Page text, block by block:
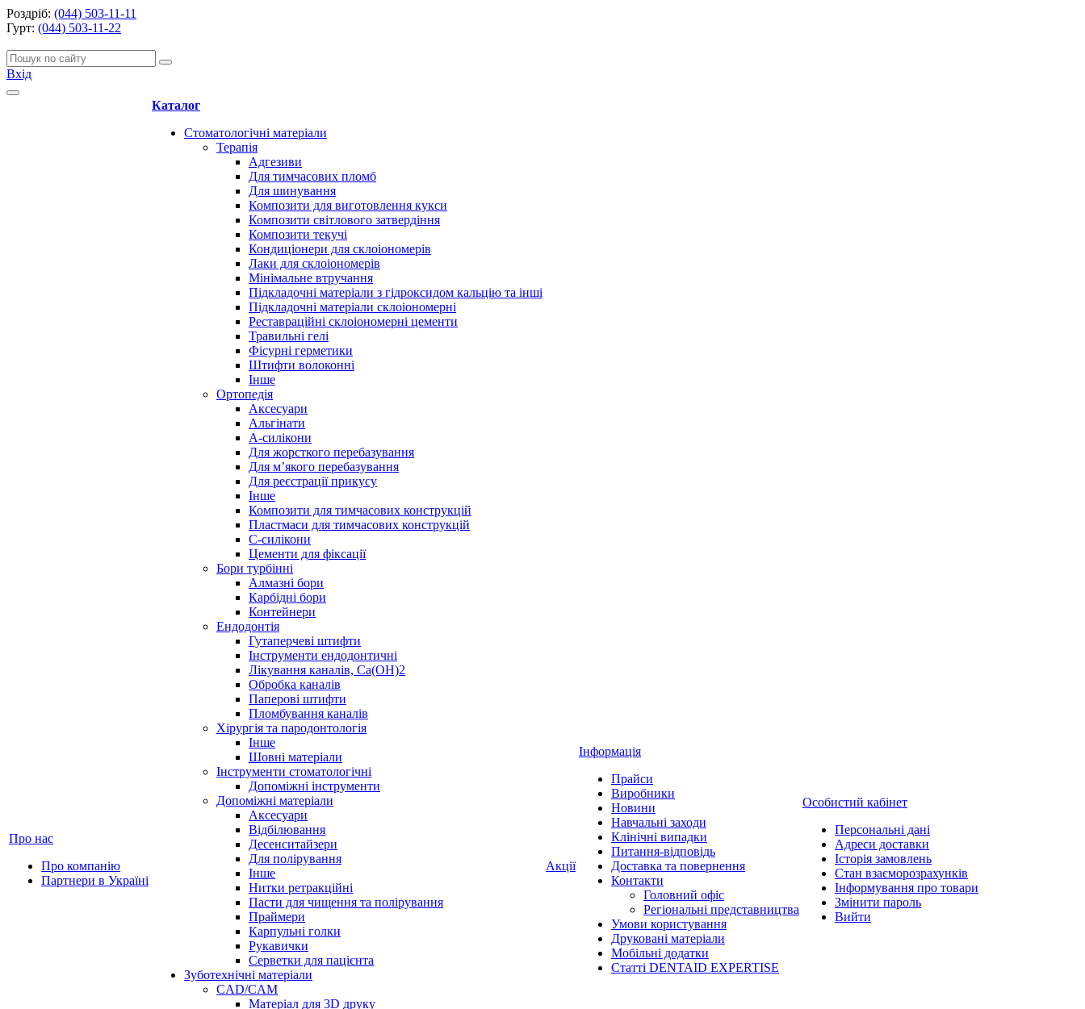
Роздріб: (044) 503-11-11
Гурт: (044) 503-11-22
Вхід
Про нас
Про компанію
Партнери в Україні
Каталог
Стоматологічні матеріали
Терапія
Адгезиви
Для тимчасових пломб
Для шинування
Композити для виготовлення кукси
Композити світлового затвердіння
Композити текучі
Кондиціонери для склоіономерів
Лаки для склоіономерів
Мінімальне втручання
Підкладочні матеріали з гідроксидом кальцію та інші
Підкладочні матеріали склоіономерні
Реставраційні склоіономерні цементи
Травильні гелі
Фісурні герметики
Штифти волоконні
Інше
Ортопедія
Аксесуари
Альгінати
А-силікони
Для жорсткого перебазування
Для м’якого перебазування
Для реєстрації прикусу
Інше
Композити для тимчасових конструкцій
Пластмаси для тимчасових конструкцій
С-силікони
Цементи для фіксації
Бори турбінні
Алмазні бори
Карбідні бори
Контейнери
Ендодонтія
Гутаперчеві штифти
Інструменти ендодонтичні
Лікування каналів, Ca(OH)2
Обробка каналів
Паперові штифти
Пломбування каналів
Хірургія та пародонтологія
Інше
Шовні матеріали
Інструменти стоматологічні
Допоміжні інструменти
Допоміжні матеріали
Аксесуари
Відбілювання
Десенситайзери
Для полірування
Інше
Нитки ретракційні
Пасти для чищення та полірування
Праймери
Карпульні голки
Рукавички
Серветки для пацієнта
Зуботехнічні матеріали
CAD/CAM
Матеріал для 3D друку
Акції
Інформація
Прайси
Виробники
Новини
Навчальні заходи
Клінічні випадки
Питання-відповідь
Доставка та повернення
Контакти
Головний офіс
Регіональні представництва
Умови користування
Друковані матеріали
Мобільні додатки
Статті DENTAID EXPERTISE
Особистий кабінет
Персональні дані
Адреси доставки
Історія замовлень
Стан взаєморозрахунків
Інформування про товари
Змінити пароль
Вийти